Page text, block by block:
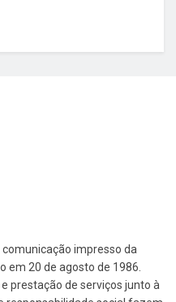
impresso da
em 20 de agosto de 1986.
prestação de serviços junto à